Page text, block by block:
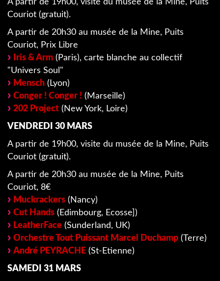
Couriot (gratuit).
A partir de 20h30 au musée de la Mine, Puits
Couriot, Prix Libre
Iris & Arm (Paris), carte blanche au collectif
"Univers Soul"
Mensch (Lyon)
Conger ! Conger ! (Marseille)
202 Project (New York, Loire)
VENDREDI 30 MARS
A partir de 19h00, visite du musée de la Mine, Puits
Couriot (gratuit).
A partir de 20h30 au musée de la Mine, Puits
Couriot, 8€
Muckrackers (Nancy)
Cut Hands (Edimbourg, Ecosse])
LeatherFace (Sunderland, UK)
Orchestre Tout Puissant Marcel Duchamp (Terre)
André PEYRACHE (St-Etienne)
SAMEDI 31 MARS